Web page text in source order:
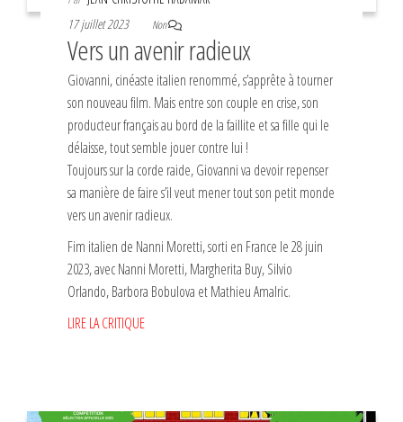
17 juillet 2023
Non
Vers un avenir radieux
Giovanni, cinéaste italien renommé, s’apprête à tourner
son nouveau film. Mais entre son couple en crise, son
producteur français au bord de la faillite et sa fille qui le
délaisse, tout semble jouer contre lui !
Toujours sur la corde raide, Giovanni va devoir repenser
sa manière de faire s’il veut mener tout son petit monde
vers un avenir radieux.
Fim italien de Nanni Moretti, sorti en France le 28 juin
2023, avec Nanni Moretti, Margherita Buy, Silvio
Orlando, Barbora Bobulova et Mathieu Amalric.
LIRE LA CRITIQUE